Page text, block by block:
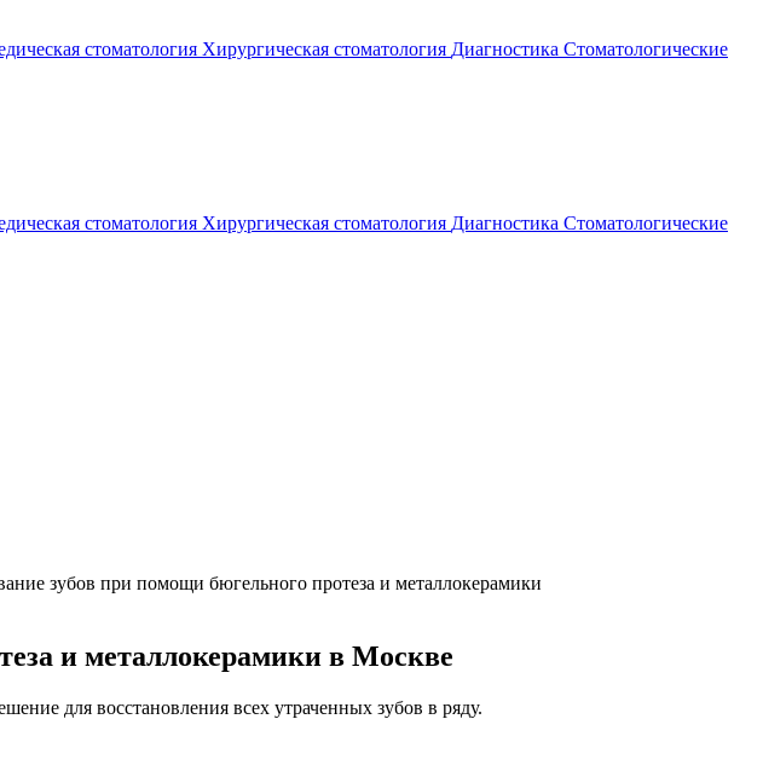
стоматология Хирургическая стоматология Диагностика Стоматологические
стоматология Хирургическая стоматология Диагностика Стоматологические
зубов при помощи бюгельного протеза и металлокерамики
и металлокерамики в Москве
для восстановления всех утраченных зубов в ряду.